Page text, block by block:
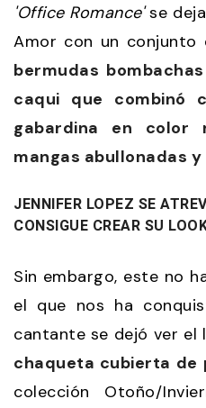
'Office Romance'se
Amor con un conjunto
bermudas
caqui que combinó
gabardina en color
mangas abullonadas
JENNIFER LOPEZ SE
CONSIGUE CREAR SU
Sin embargo, este no
el que nos ha
cantante se dejó ver el
chaqueta cubierta de
colección Otoño/